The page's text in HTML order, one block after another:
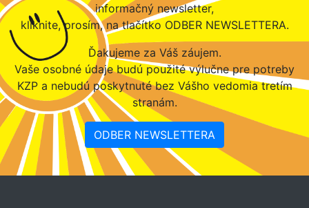
informačný newsletter,
kliknite, prosím, na tlačítko ODBER NEWSLETTERA.
Ďakujeme za Váš záujem.
Vaše osobné údaje budú použité výlučne pre potreby
KZP a nebudú poskytnuté bez Vášho vedomia tretím
stranám.
ODBER NEWSLETTERA